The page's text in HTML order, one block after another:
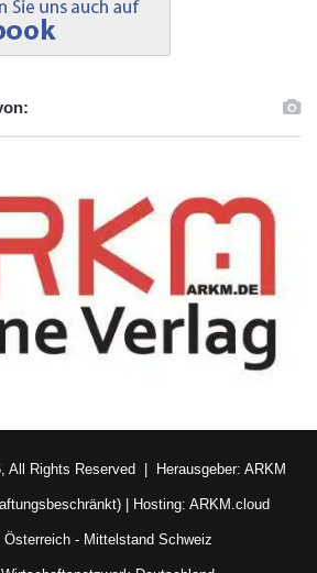
All Rights Reserved | Herausgeber: ARKM
| Hosting: ARKM.cloud
Österreich- Mittelstand Schweiz